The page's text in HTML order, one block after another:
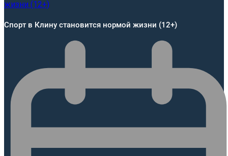
Спорт в Клину становится нормой жизни (12+)